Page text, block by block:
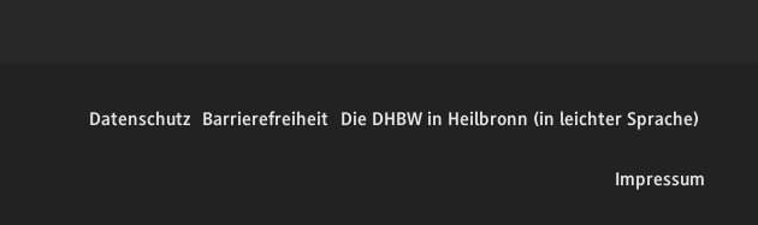
Datenschutz Barrierefreiheit Die DHBW in Heilbronn (in leichter Sprache)
Impressum